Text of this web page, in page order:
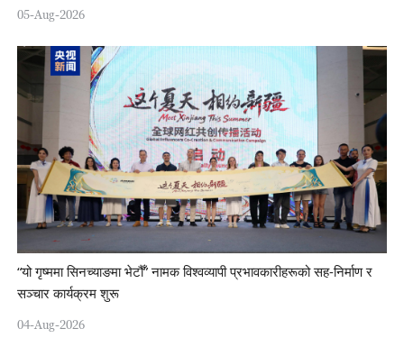
05-Aug-2026
“यो गृष्ममा सिनच्याङमा भेटौँ” नामक विश्वव्यापी प्रभावकारीहरूको सह-निर्माण र
सञ्चार कार्यक्रम शुरू
04-Aug-2026